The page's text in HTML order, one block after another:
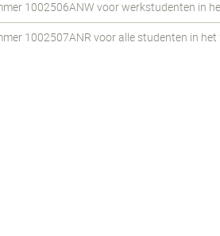
1002506ANW voor werkstudenten in
1002507ANR voor alle studenten in het